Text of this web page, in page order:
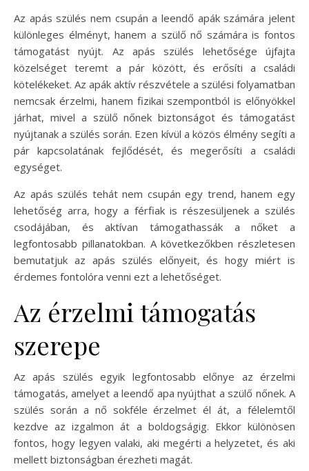
Az apás szülés nem csupán a leendő apák számára jelent
különleges élményt, hanem a szülő nő számára is fontos
támogatást nyújt. Az apás szülés lehetősége újfajta
közelséget teremt a pár között, és erősíti a családi
kötelékeket. Az apák aktív részvétele a szülési folyamatban
nemcsak érzelmi, hanem fizikai szempontból is előnyökkel
járhat, mivel a szülő nőnek biztonságot és támogatást
nyújtanak a szülés során. Ezen kívül a közös élmény segíti a
pár kapcsolatának fejlődését, és megerősíti a családi
egységet.
Az apás szülés tehát nem csupán egy trend, hanem egy
lehetőség arra, hogy a férfiak is részesüljenek a szülés
csodájában, és aktívan támogathassák a nőket a
legfontosabb pillanatokban. A következőkben részletesen
bemutatjuk az apás szülés előnyeit, és hogy miért is
érdemes fontolóra venni ezt a lehetőséget.
Az érzelmi támogatás
szerepe
Az apás szülés egyik legfontosabb előnye az érzelmi
támogatás, amelyet a leendő apa nyújthat a szülő nőnek. A
szülés során a nő sokféle érzelmet él át, a félelemtől
kezdve az izgalmon át a boldogságig. Ekkor különösen
fontos, hogy legyen valaki, aki megérti a helyzetet, és aki
mellett biztonságban érezheti magát.